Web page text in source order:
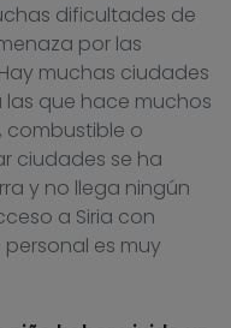
dificultades de
por las
muchas ciudades
que hace muchos
combustible o
ciudades se ha
y no llega ningún
a Siria con
es muy